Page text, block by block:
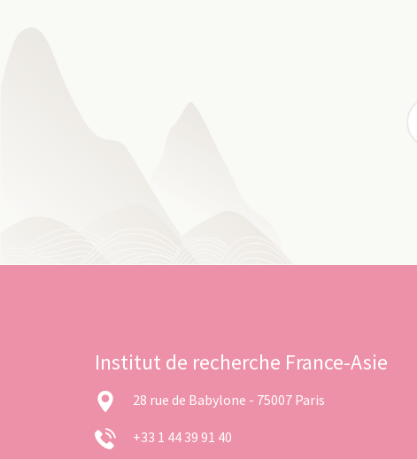
Institut de recherche France-Asie
28 rue de Babylone - 75007 Paris
+33 1 44 39 91 40